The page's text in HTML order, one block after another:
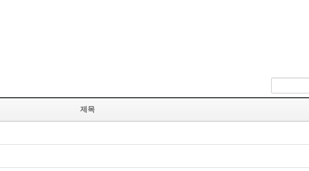
제목